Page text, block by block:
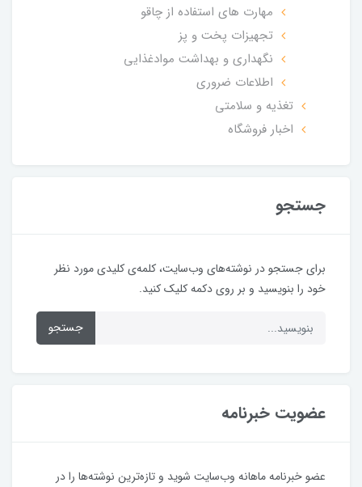
مهارت های استفاده از چاقو
تجهیزات پخت و پز
نگهداری و بهداشت موادغذایی
اطلاعات ضروری
تغذیه و سلامتی
اخبار فروشگاه
جستجو
برای جستجو در نوشته‌های وب‌سایت، کلمه‌ی کلیدی مورد نظر
خود را بنویسید و بر روی دکمه کلیک کنید.
جستجو
عضویت خبرنامه
عضو خبرنامه ماهانه وب‌سایت شوید و تازه‌ترین نوشته‌ها را در